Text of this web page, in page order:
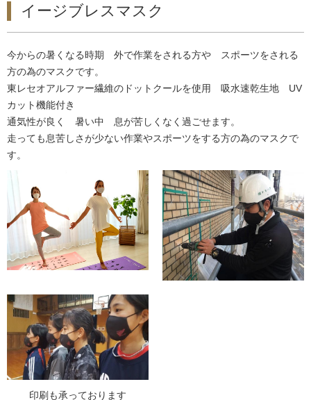
イージブレスマスク
今からの暑くなる時期 外で作業をされる方や スポーツをされる
方の為のマスクです。
東レセオアルファー繊維のドットクールを使用 吸水速乾生地 UV
カット機能付き
通気性が良く 暑い中 息が苦しくなく過ごせます。
走っても息苦しさが少ない作業やスポーツをする方の為のマスクで
す。
印刷も承っております